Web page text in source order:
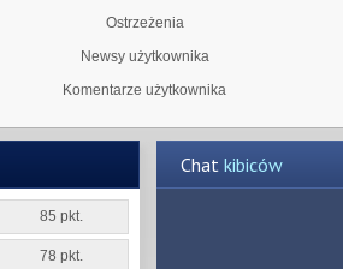
Ostrzeżenia
Newsy użytkownika
Komentarze użytkownika
85 pkt.
78 pkt.
Chat kibiców